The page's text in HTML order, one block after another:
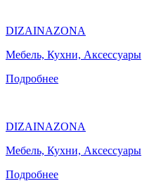
DIZAINAZONA
Мебель, Кухни, Аксессуары
Подробнее
DIZAINAZONA
Мебель, Кухни, Аксессуары
Подробнее